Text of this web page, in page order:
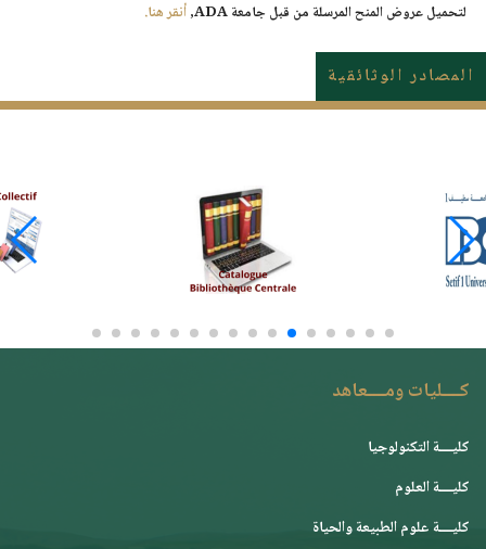
لتحميل عروض المنح المرسلة من قبل جامعة ADA,
أنقر هنا.
المصادر الوثائقية
كــــليات ومــــعاهد
كليــــة التكنولوجيا
كليــــة العلوم
كليــــة علوم الطبيعة والحياة